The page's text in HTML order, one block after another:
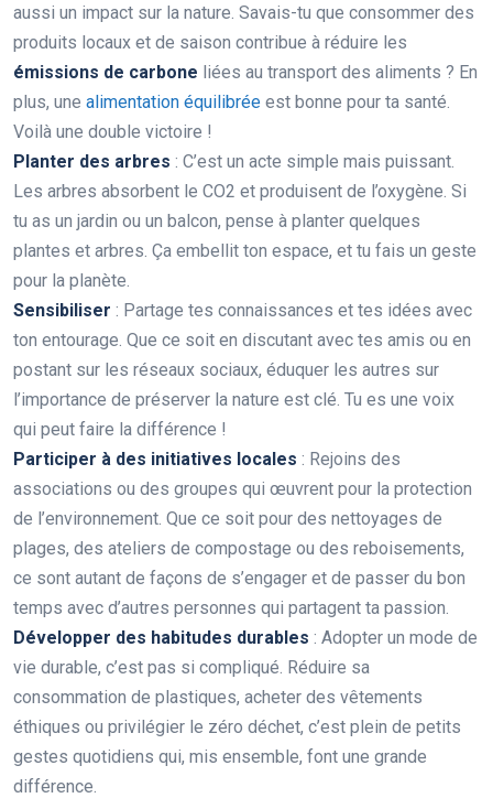
aussi un impact sur la nature. Savais-tu que consommer des
produits locaux et de saison contribue à réduire les
émissions de carbone liées au transport des aliments ? En
plus, une alimentation équilibrée est bonne pour ta santé.
Voilà une double victoire !
Planter des arbres : C’est un acte simple mais puissant.
Les arbres absorbent le CO2 et produisent de l’oxygène. Si
tu as un jardin ou un balcon, pense à planter quelques
plantes et arbres. Ça embellit ton espace, et tu fais un geste
pour la planète.
Sensibiliser : Partage tes connaissances et tes idées avec
ton entourage. Que ce soit en discutant avec tes amis ou en
postant sur les réseaux sociaux, éduquer les autres sur
l’importance de préserver la nature est clé. Tu es une voix
qui peut faire la différence !
Participer à des initiatives locales : Rejoins des
associations ou des groupes qui œuvrent pour la protection
de l’environnement. Que ce soit pour des nettoyages de
plages, des ateliers de compostage ou des reboisements,
ce sont autant de façons de s’engager et de passer du bon
temps avec d’autres personnes qui partagent ta passion.
Développer des habitudes durables : Adopter un mode de
vie durable, c’est pas si compliqué. Réduire sa
consommation de plastiques, acheter des vêtements
éthiques ou privilégier le zéro déchet, c’est plein de petits
gestes quotidiens qui, mis ensemble, font une grande
différence.